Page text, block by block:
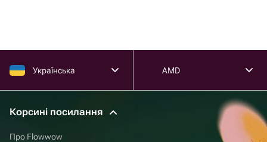
Українська AMD
Корсині посилання
Про Flowwow